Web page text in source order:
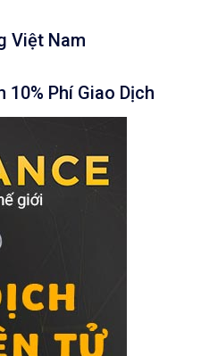
Việt Nam
10% Phí Giao Dịch